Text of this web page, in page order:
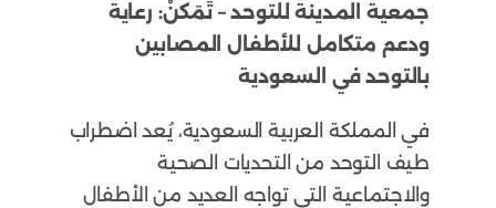
جمعية المدينة للتوحد – تَمَكُّنْ: رعاية
ودعم متكامل للأطفال المصابين
بالتوحد في السعودية
في المملكة العربية السعودية، يُعد اضطراب
طيف التوحد من التحديات الصحية
والاجتماعية التي تواجه العديد من الأطفال